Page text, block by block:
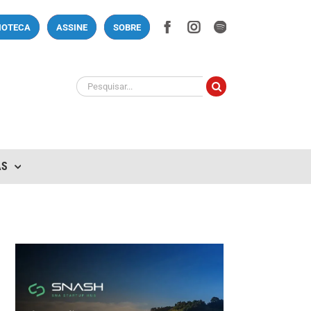
ASSINE SOBRE Facebook
Instagram
Spotify
Buscar
resultados